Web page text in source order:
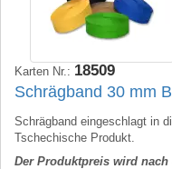
Karten Nr.: 18509
Schrägband 30 mm
Schrägband eingeschlagt in
Tschechische Produkt.
Der Produktpreis wird